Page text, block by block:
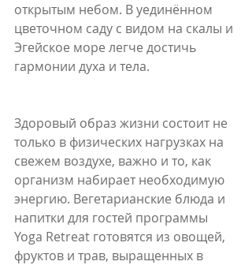
открытым небом. В уединённом
цветочном саду с видом на скалы и
Эгейское море легче достичь
гармонии духа и тела.
Здоровый образ жизни состоит не
только в физических нагрузках на
свежем воздухе, важно и то, как
организм набирает необходимую
энергию. Вегетарианские блюда и
напитки для гостей программы
Yoga Retreat готовятся из овощей,
фруктов и трав, выращенных в